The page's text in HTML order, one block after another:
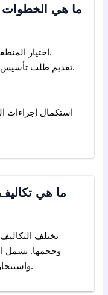
ما هي
اختيار المنطقة الحرة المناسبة ونوع الشركة.
تقديم طلب تأسيس الشركة والمستندات المطلوبة.
استكمال إجراءات
ما هي
تختلف
وحجمها. تشمل
واستئجار المكاتب، ورسوم الخدمات الأخرى.